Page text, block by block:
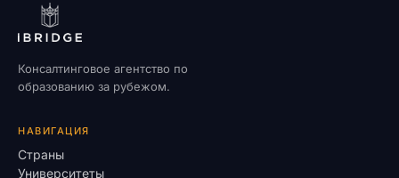
Консалтинговое агентство по
образованию за рубежом.
НАВИГАЦИЯ
Страны
Университеты